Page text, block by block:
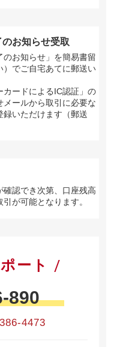
のお知らせ受取
のお知らせ」を簡易書留
）でご自宅あてに郵送い
カードによるIC認証」の
メールから取引に必要な
録いただけます（郵送
確認でき次第、口座残高
が可能となります。
ート
890
4473